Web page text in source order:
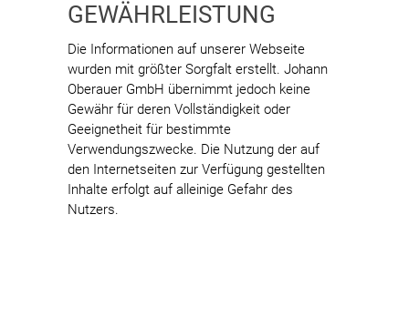
GEWÄHRLEISTUNG
Die Informationen auf unserer Webseite
wurden mit größter Sorgfalt erstellt. Johann
Oberauer GmbH übernimmt jedoch keine
Gewähr für deren Vollständigkeit oder
Geeignetheit für bestimmte
Verwendungszwecke. Die Nutzung der auf
den Internetseiten zur Verfügung gestellten
Inhalte erfolgt auf alleinige Gefahr des
Nutzers.